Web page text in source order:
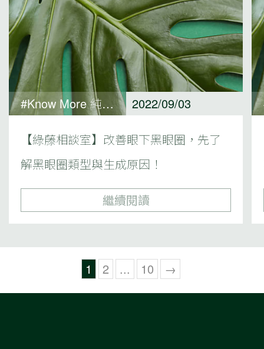
#Know More 純淨保養觀點 2022/09/03
【綠藤相談室】改善眼下黑眼圈，先了
解黑眼圈類型與生成原因！
繼續閱讀
1 2 ... 10 →